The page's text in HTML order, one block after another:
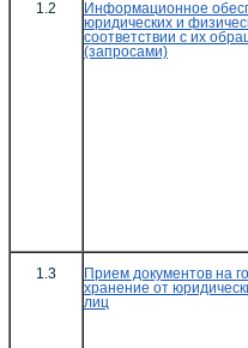
1.2
Информационное
юридических и
соответствии с их
(запросами)
1.3
Прием документов на
хранение от
лиц